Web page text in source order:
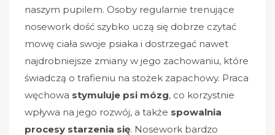
naszym pupilem. Osoby regularnie trenujące
nosework dość szybko uczą się dobrze czytać
mowę ciała swoje psiaka i dostrzegać nawet
najdrobniejsze zmiany w jego zachowaniu, które
świadczą o trafieniu na stożek zapachowy. Praca
węchowa stymuluje psi mózg, co korzystnie
wpływa na jego rozwój, a także spowalnia
procesy starzenia się. Nosework bardzo